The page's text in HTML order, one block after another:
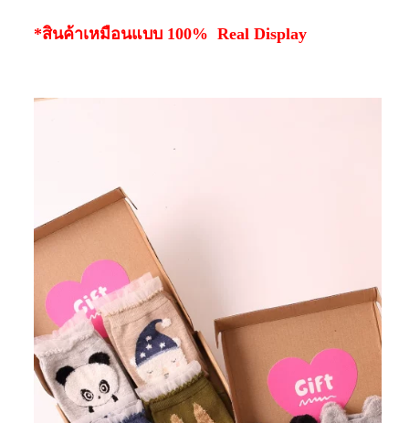
*สินค้าเหมือนแบบ 100% Real Display